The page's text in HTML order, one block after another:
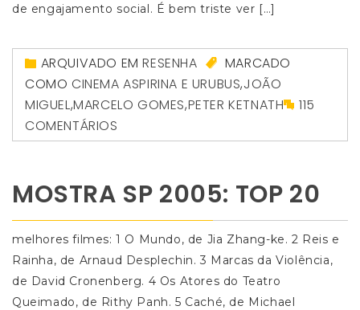
de engajamento social. É bem triste ver […]
ARQUIVADO EMRESENHA
MARCADO
COMO CINEMA ASPIRINA E URUBUS,JOÃO
MIGUEL,MARCELO GOMES,PETER KETNATH
115
COMENTÁRIOS
MOSTRA SP 2005: TOP 20
melhores filmes: 1 O Mundo, de Jia Zhang-ke. 2 Reis e
Rainha, de Arnaud Desplechin. 3 Marcas da Violência,
de David Cronenberg. 4 Os Atores do Teatro
Queimado, de Rithy Panh. 5 Caché, de Michael